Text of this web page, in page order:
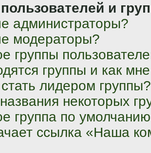
и
администраторы?
модераторы?
группы
группы и как
лидером группы?
некоторых
группа по
ссылка «Наша